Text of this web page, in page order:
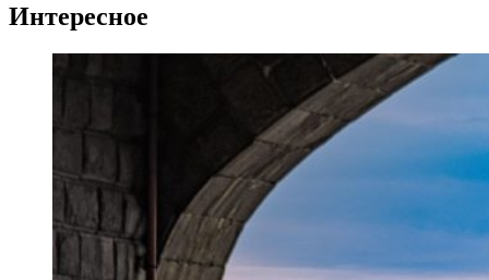
Интересное